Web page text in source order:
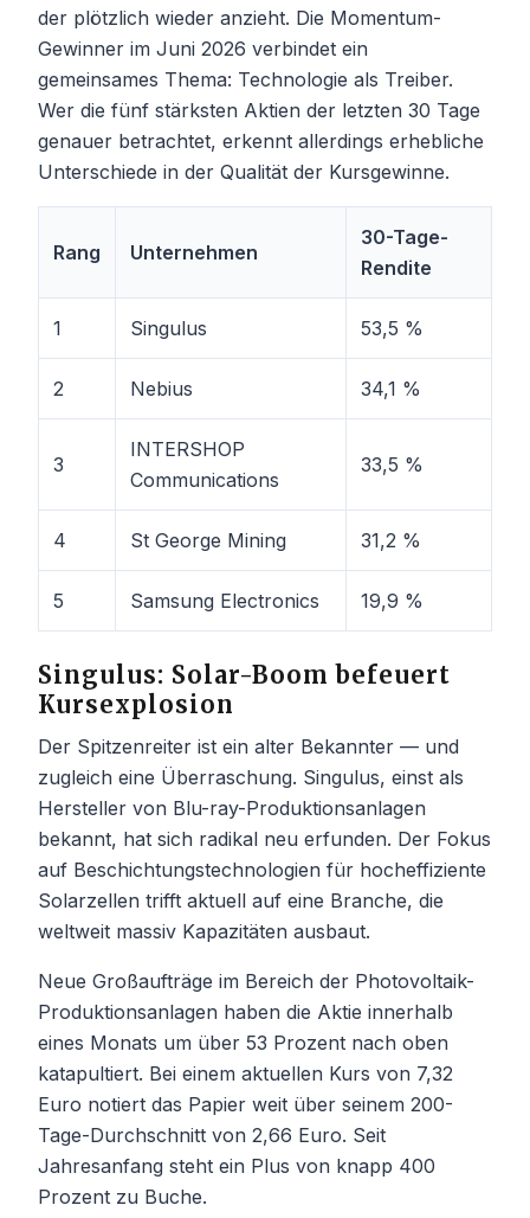
der plötzlich wieder anzieht. Die Momentum-
Gewinner im Juni 2026 verbindet ein
gemeinsames Thema: Technologie als Treiber.
Wer die fünf stärksten Aktien der letzten 30 Tage
genauer betrachtet, erkennt allerdings erhebliche
Unterschiede in der Qualität der Kursgewinne.
Rang Unternehmen
30-Tage-
Rendite
1 Singulus 53,5 %
2 Nebius 34,1 %
3
INTERSHOP
Communications
33,5 %
4 St George Mining 31,2 %
5 Samsung Electronics 19,9 %
Singulus: Solar-Boom befeuert
Kursexplosion
Der Spitzenreiter ist ein alter Bekannter — und
zugleich eine Überraschung. Singulus, einst als
Hersteller von Blu-ray-Produktionsanlagen
bekannt, hat sich radikal neu erfunden. Der Fokus
auf Beschichtungstechnologien für hocheffiziente
Solarzellen trifft aktuell auf eine Branche, die
weltweit massiv Kapazitäten ausbaut.
Neue Großaufträge im Bereich der Photovoltaik-
Produktionsanlagen haben die Aktie innerhalb
eines Monats um über 53 Prozent nach oben
katapultiert. Bei einem aktuellen Kurs von 7,32
Euro notiert das Papier weit über seinem 200-
Tage-Durchschnitt von 2,66 Euro. Seit
Jahresanfang steht ein Plus von knapp 400
Prozent zu Buche.